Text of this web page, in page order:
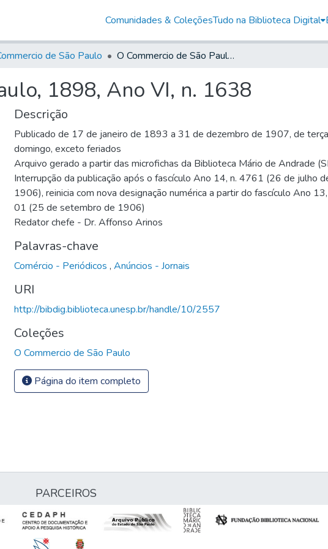
Comunidades & ColeçõesTudo na Biblioteca Digital
de São Paulo O Commercio de São Paulo, 1898, Ano VI, n. 1638
1898, Ano VI, n. 1638
Descrição
Publicado de 17 de janeiro de 1893 a 31 de dezembro de 1907, de
domingo, exceto feriados
Arquivo gerado a partir das microfichas da Biblioteca Mário de Andrade
Interrupção da publicação após o fascículo Ano 14, n. 4761 (26 de julho
1906), reinicia com nova designação numérica a partir do fascículo Ano 13,
01 (25 de setembro de 1906)
Redator chefe - Dr. Affonso Arinos
Palavras-chave
Comércio - Periódicos , Anúncios - Jornais
URI
http://bibdig.biblioteca.unesp.br/handle/10/2557
Coleções
O Commercio de São Paulo
Página do item completo
PARCEIROS